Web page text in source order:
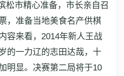
松市精心准备，市长亲自召
，准备当地美食名产供棋
来看，2014年新人王战
的一力辽的志田达哉，十
明显。决赛第二局将于10